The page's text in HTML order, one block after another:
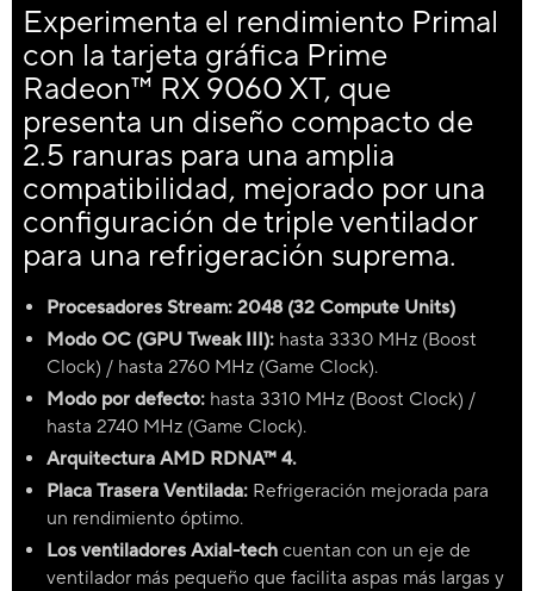
Experimenta el rendimiento Primal
con la tarjeta gráfica Prime
Radeon™ RX 9060 XT, que
presenta un diseño compacto de
2.5 ranuras para una amplia
compatibilidad, mejorado por una
configuración de triple ventilador
para una refrigeración suprema.
Procesadores Stream: 2048 (32 Compute Units)
Modo OC (GPU Tweak III):hasta 3330 MHz (Boost
Clock) / hasta 2760 MHz (Game Clock).
Modo por defecto:hasta 3310 MHz (Boost Clock) /
hasta 2740 MHz (Game Clock).
Arquitectura AMD RDNA™ 4.
Placa Trasera Ventilada:Refrigeración mejorada para
un rendimiento óptimo.
Los ventiladores Axial-techcuentan con un eje de
ventilador más pequeño que facilita aspas más largas y